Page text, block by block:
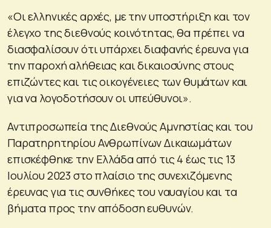
«Οι ελληνικές αρχές, με την υποστήριξη και τον
έλεγχο της διεθνούς κοινότητας, θα πρέπει να
διασφαλίσουν ότι υπάρχει διαφανής έρευνα για
την παροχή αλήθειας και δικαιοσύνης στους
επιζώντες και τις οικογένειες των θυμάτων και
για να λογοδοτήσουν οι υπεύθυνοι».
Αντιπροσωπεία της Διεθνούς Αμνηστίας και του
Παρατηρητηρίου Ανθρωπίνων Δικαιωμάτων
επισκέφθηκε την Ελλάδα από τις 4 έως τις 13
Ιουλίου 2023 στο πλαίσιο της συνεχιζόμενης
έρευνας για τις συνθήκες του ναυαγίου και τα
βήματα προς την απόδοση ευθυνών.